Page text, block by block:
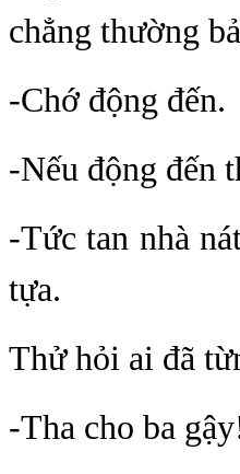
chẳng thường
-Chớ động đến.
-Nếu động đến
-Tức tan nhà
tựa.
Thử hỏi ai đã
-Tha cho ba